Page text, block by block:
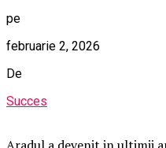
pe
februarie 2, 2026
De
Succes